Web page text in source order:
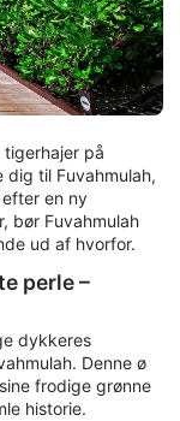
på
dig til Fuvahmulah,
en ny
bør Fuvahmulah
ud af hvorfor.
perle –
dykkeres
Denne ø
frodige grønne
historie.